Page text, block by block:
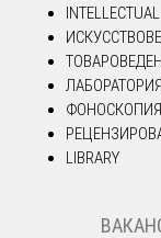
INTELLECTUAL
ЛАБОРАТОРИЯ
ФОНОСКОПИЯ
LIBRARY